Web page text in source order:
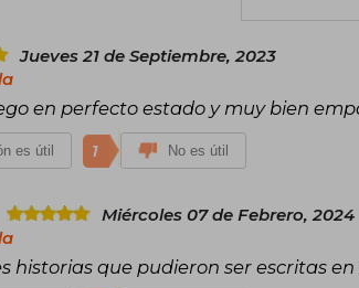
Jueves 21 de Septiembre, 2023
en perfecto estado y muy bien
es útil 1 No es útil
Miércoles 07 de Febrero, 2024
historias que pudieron ser escritas